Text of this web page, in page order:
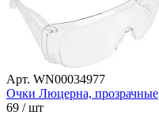
Арт. WN00034977
Очки Люцерна, прозрачные
69 / шт